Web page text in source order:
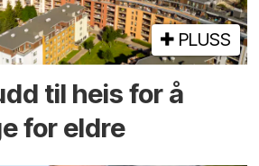
PLUSS
til heis for å
for eldre